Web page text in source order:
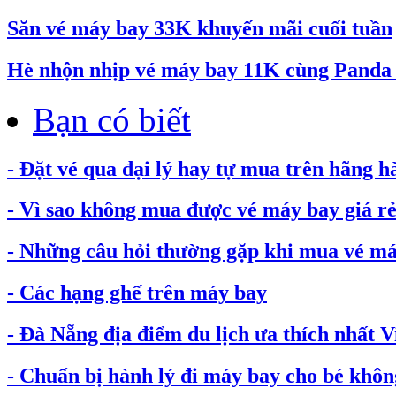
Săn vé máy bay 33K khuyến mãi cuối tuần
Hè nhộn nhịp vé máy bay 11K cùng
Bạn có biết
- Đặt vé qua đại lý hay tự mua trên hãng
- Vì sao không mua được vé máy bay giá
- Những câu hỏi thường gặp khi mua vé
- Các hạng ghế trên máy bay
- Đà Nẵng địa điểm du lịch ưa thích nhất
- Chuẩn bị hành lý đi máy bay cho bé